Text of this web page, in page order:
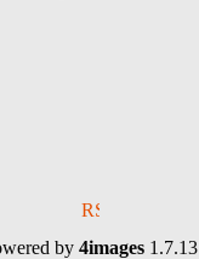
by 4images 1.7.13